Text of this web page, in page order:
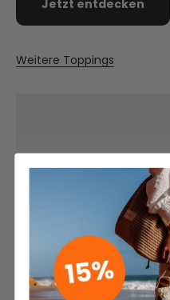
Jetzt entdecken
Weitere Toppings